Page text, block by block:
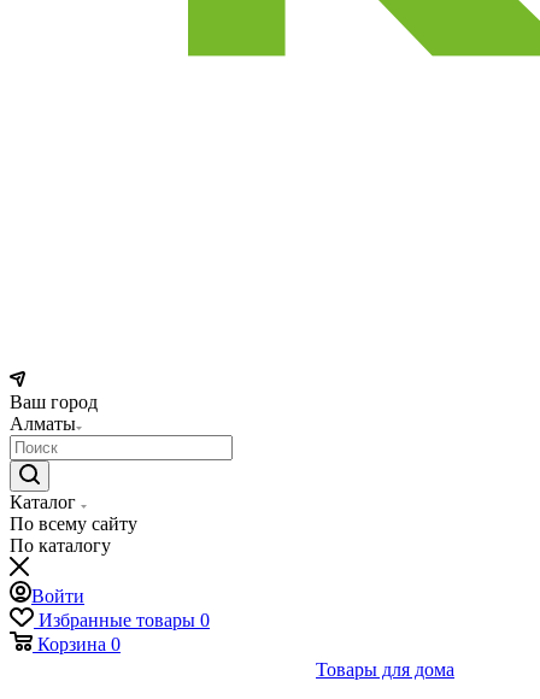
Ваш город
Алматы
Каталог
По всему сайту
По каталогу
Войти
Избранные товары 0
Корзина 0
Товары для дома